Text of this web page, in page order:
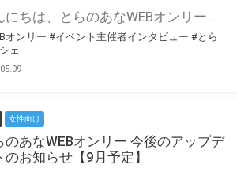
こんにちは、とらのあなWEBオンリー運営スタッフです。 新たにお届けする、イベント主催者インタビュー-マルシェ編-は、 とらのあなWEBオンリー「マルシェ」をご利用した主催様に 「マルシェ」を使って開催した感想や心がけをお聞きする企画です。 今回は、WEBオンリー開催7回目迎えた「マレシルプラン – Online7 –」より、 主催の玉川うた様にお話を伺いました。 ▼マレシルプランのインタビュー前回記事 「イベント主催者インタビュー vol.6」はこちら 協力：玉川うた様（マレシルプラン実行委員会 代表）／イベント公式Twitter（@mallesil_plan） とらのあなWEBオンリー「マルシェ」とは？ WEBオンリーでリアルタイムでコミュニケーションがとれるオンライン会場です。
オンリー #イベント主催者インタビュー #とら
ェ
女性向け
のあなWEBオンリー 今後のアップデ
のお知らせ【9月予定】